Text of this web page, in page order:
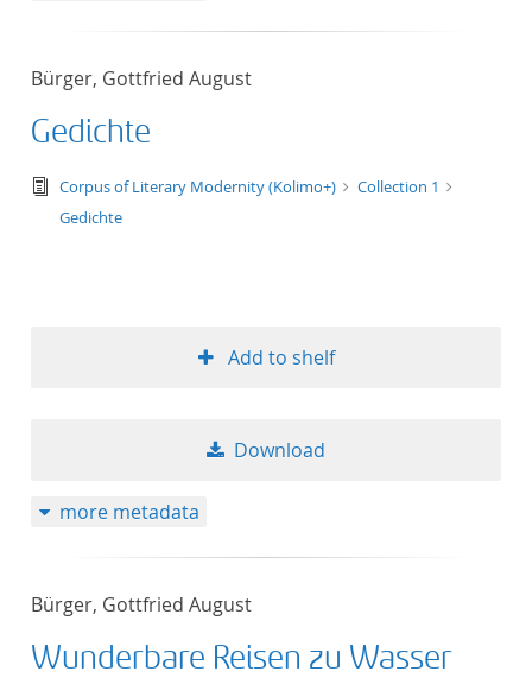
Bürger, Gottfried August
Gedichte
text/tg.edition+tg.aggregation+xml
Corpus of Literary Modernity (Kolimo+)
Collection 1
Gedichte
Add to shelf
Download
more metadata
Bürger, Gottfried August
Wunderbare Reisen zu Wasser